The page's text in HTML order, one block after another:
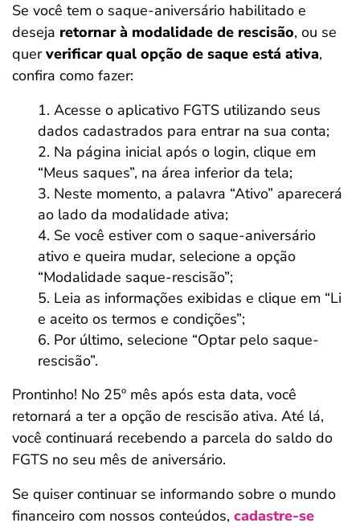
Se você tem o saque-aniversário habilitado e
deseja retornar à modalidade de rescisão, ou se
querverificar qual opção de saque está ativa,
confira como fazer:
Acesse o aplicativo FGTS utilizando seus
dados cadastrados para entrar na sua conta;
Na página inicial após o login, clique em
“Meus saques”, na área inferior da tela;
Neste momento, a palavra “Ativo” aparecerá
ao lado da modalidade ativa;
Se você estiver com o saque-aniversário
ativo e queira mudar, selecione a opção
“Modalidade saque-rescisão”;
Leia as informações exibidas e clique em “Li
e aceito os termos e condições”;
Por último, selecione “Optar pelo saque-
rescisão”.
Prontinho! No 25º mês após esta data, você
retornará a ter a opção de rescisão ativa. Até lá,
você continuará recebendo a parcela do saldo do
FGTS no seu mês de aniversário.
Se quiser continuar se informando sobre o mundo
financeiro com nossos conteúdos, cadastre-se